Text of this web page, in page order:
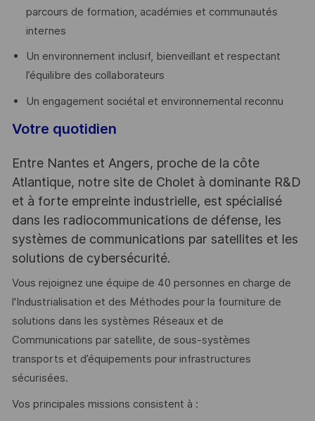
parcours de formation, académies et communautés
internes
Un environnement inclusif, bienveillant et respectant
l’équilibre des collaborateurs
Un engagement sociétal et environnemental reconnu
Votre quotidien
Entre Nantes et Angers, proche de la côte
Atlantique, notre site de Cholet à dominante R&D
et à forte empreinte industrielle, est spécialisé
dans les radiocommunications de défense, les
systèmes de communications par satellites et les
solutions de cybersécurité.
Vous rejoignez une équipe de 40 personnes en charge de
l'Industrialisation et des Méthodes pour la fourniture de
solutions dans les systèmes Réseaux et de
Communications par satellite, de sous-systèmes
transports et d’équipements pour infrastructures
sécurisées.
Vos principales missions consistent à :